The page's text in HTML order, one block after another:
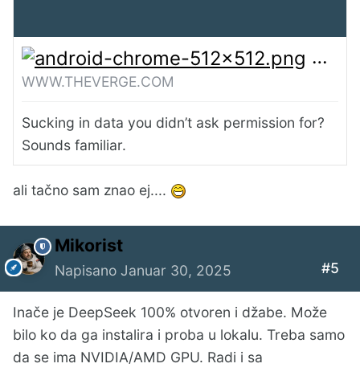
WWW.THEVERGE.COM
Sucking in data you didn’t ask permission for?
Sounds familiar.
ali tačno sam znao ej....
Mikorist
Napisano Januar 30, 2025 #5
Inače je DeepSeek 100% otvoren i džabe. Može
bilo ko da ga instalira i proba u lokalu. Treba samo
da se ima NVIDIA/AMD GPU. Radi i sa